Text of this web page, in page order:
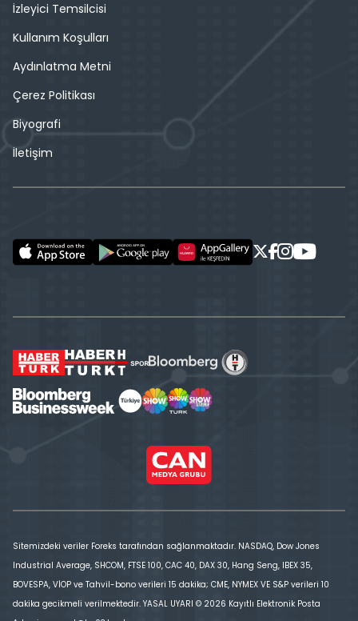
İzleyici Temsilcisi
Kullanım Koşulları
Aydınlatma Metni
Çerez Politikası
Biyografi
İletişim
Sitemizdeki veriler Foreks tarafından sağlanmaktadır. NASDAQ, Dow Jones
Industrial Average, SHCOM, FTSE 100, CAC 40, DAX 30, Hang Seng, IBEX 35,
BOVESPA, VİOP ve Tahvil-bono verileri 15 dakika; CME, NYMEX VE S&P verileri 10
dakika gecikmeli verilmektedir. YASAL UYARI © 2026 Kayıtlı Elektronik Posta